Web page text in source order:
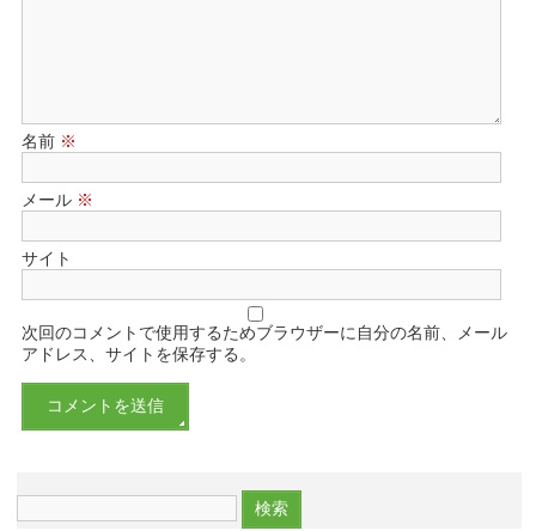
名前 ※
メール ※
サイト
次回のコメントで使用するためブラウザーに自分の名前、メール
アドレス、サイトを保存する。